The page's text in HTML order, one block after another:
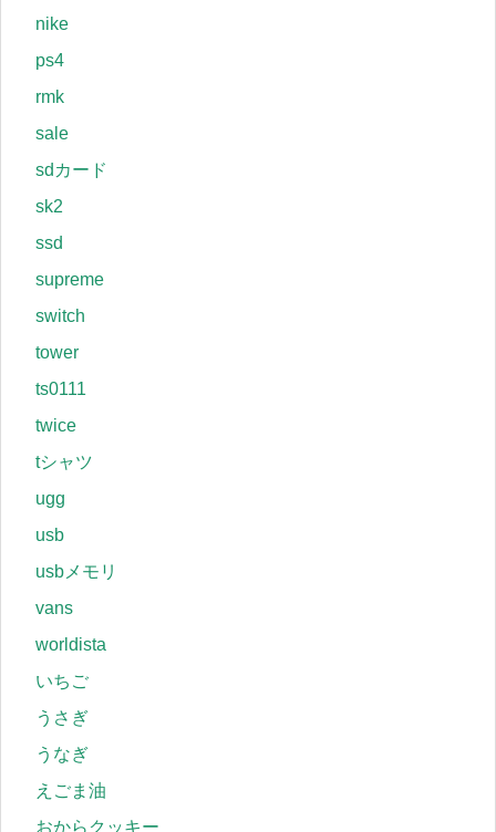
nike
ps4
rmk
sale
sdカード
sk2
ssd
supreme
switch
tower
ts0111
twice
tシャツ
ugg
usb
usbメモリ
vans
worldista
いちご
うさぎ
うなぎ
えごま油
おからクッキー